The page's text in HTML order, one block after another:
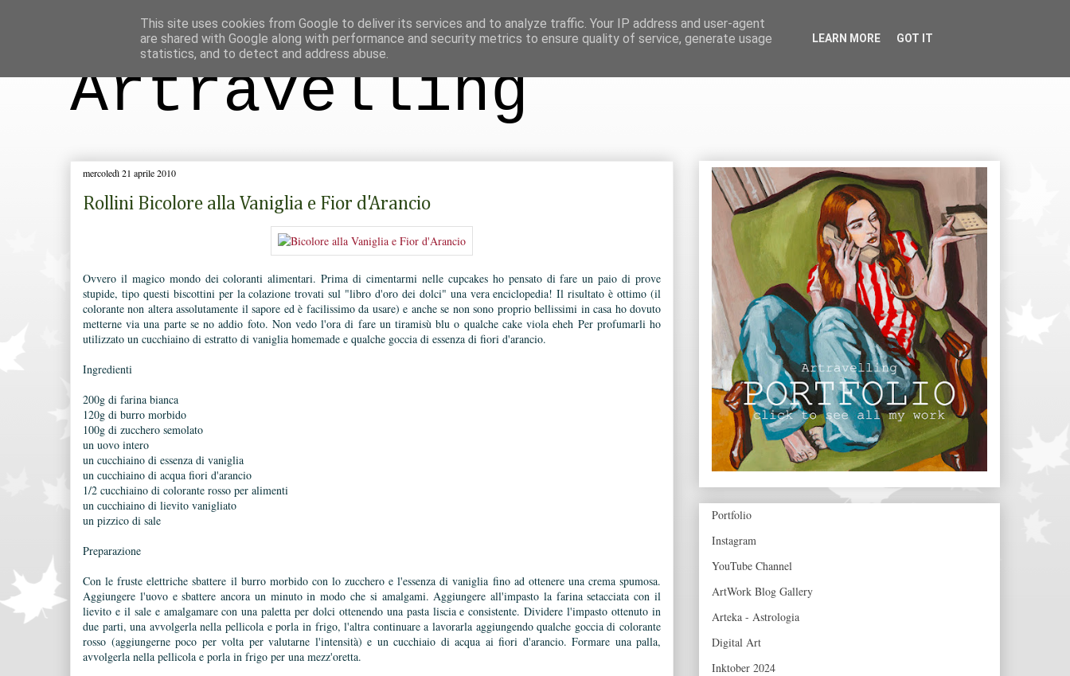
Artravelling
mercoledì 21 aprile 2010
Rollini Bicolore alla Vaniglia e Fior d'Arancio
Ovvero il magico mondo dei coloranti alimentari. Prima di cimentarmi nelle cupcakes ho pensato di fare un paio di prove
stupide, tipo questi biscottini per la colazione trovati sul "libro d'oro dei dolci" una vera enciclopedia! Il risultato è ottimo (il
colorante non altera assolutamente il sapore ed è facilissimo da usare) e anche se non sono proprio bellissimi in casa ho dovuto
metterne via una parte se no addio foto. Non vedo l'ora di fare un tiramisù blu o qualche cake viola eheh Per profumarli ho
utilizzato un cucchiaino di estratto di vaniglia homemade e qualche goccia di essenza di fiori d'arancio.
Ingredienti
200g di farina bianca
120g di burro morbido
100g di zucchero semolato
un uovo intero
un cucchiaino di essenza di vaniglia
un cucchiaino di acqua fiori d'arancio
1/2 cucchiaino di colorante rosso per alimenti
un cucchiaino di lievito vanigliato
un pizzico di sale
Preparazione
Con le fruste elettriche sbattere il burro morbido con lo zucchero e l'essenza di vaniglia fino ad ottenere una crema spumosa.
Aggiungere l'uovo e sbattere ancora un minuto in modo che si amalgami. Aggiungere all'impasto la farina setacciata con il
lievito e il sale e amalgamare con una paletta per dolci ottenendo una pasta liscia e consistente. Dividere l'impasto ottenuto in
due parti, una avvolgerla nella pellicola e porla in frigo, l'altra continuare a lavorarla aggiungendo qualche goccia di colorante
rosso (aggiungerne poco per volta per valutarne l'intensità) e un cucchiaio di acqua ai fiori d'arancio. Formare una palla,
avvolgerla nella pellicola e porla in frigo per una mezz'oretta.
Portfolio
Instagram
YouTube Channel
ArtWork Blog Gallery
Arteka - Astrologia
Digital Art
Inktober 2024
This site uses cookies from Google to deliver its services and to analyze traffic. Your IP address and user-agent
are shared with Google along with performance and security metrics to ensure quality of service, generate usage
statistics, and to detect and address abuse.
LEARN MORE GOT IT